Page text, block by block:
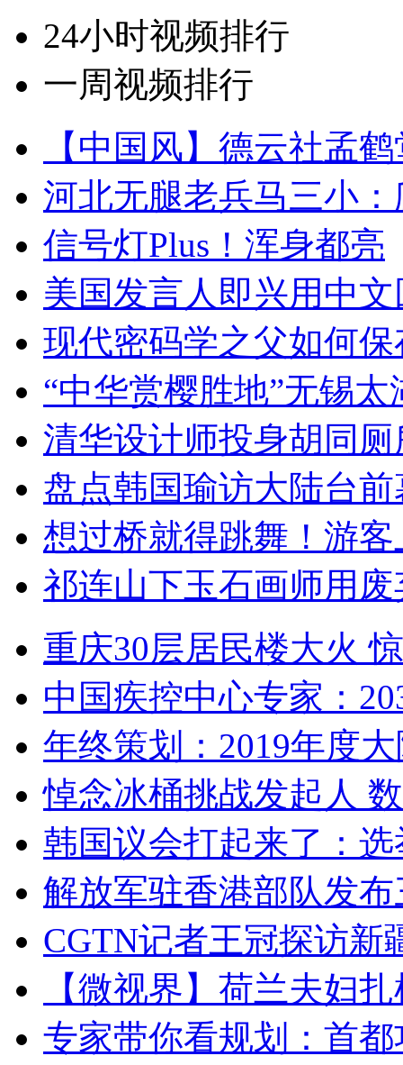
24小时视频排行
一周视频排行
【中国风】德云社孟
河北无腿老兵马三小
信号灯Plus！浑身都亮
美国发言人即兴用中
现代密码学之父如何
“中华赏樱胜地”无锡
清华设计师投身胡同
盘点韩国瑜访大陆台
想过桥就得跳舞！游客
祁连山下玉石画师用
重庆30层居民楼大火
中国疾控中心专家：
年终策划：2019年度
悼念冰桶挑战发起人
韩国议会打起来了：
解放军驻香港部队发
CGTN记者王冠探访新
【微视界】荷兰夫妇
专家带你看规划：首